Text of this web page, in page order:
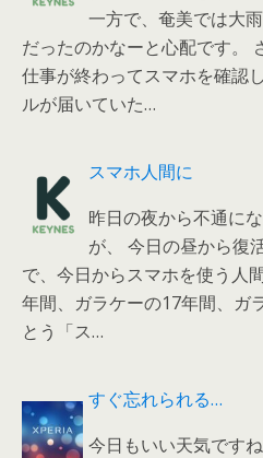
一方で、奄美では大
だったのかなーと心配です。
仕事が終わってスマホを確認
ルが届いていた…
スマホ人間に
昨日の夜から不通に
が、 今日の昼から復
で、今日からスマホを使う人
年間、ガラケーの17年間、ガ
とう「ス…
すぐ忘れられる…
今日もいい天気です